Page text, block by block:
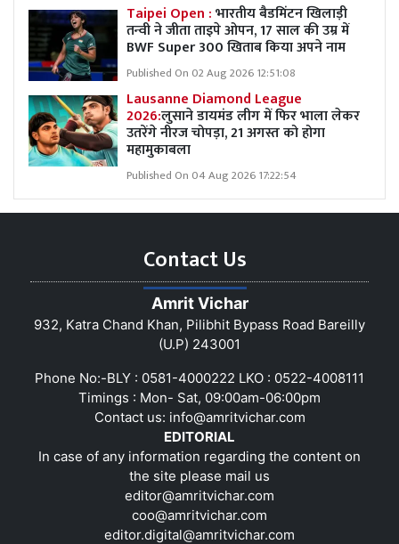
Taipei Open :भारतीय बैडमिंटन खिलाड़ी
तन्वी ने जीता ताइपे ओपन, 17 साल की उम्र में
BWF Super 300 खिताब किया अपने नाम
Published On 02 Aug 2026 12:51:08
Lausanne Diamond League
2026:लुसाने डायमंड लीग में फिर भाला लेकर
उतरेंगे नीरज चोपड़ा, 21 अगस्त को होगा
महामुकाबला
Published On 04 Aug 2026 17:22:54
Contact Us
Amrit Vichar
932, Katra Chand Khan, Pilibhit Bypass Road Bareilly
(U.P) 243001
Phone No:-BLY : 0581-4000222 LKO : 0522-4008111
Timings : Mon- Sat, 09:00am-06:00pm
Contact us: info@amritvichar.com
EDITORIAL
In case of any information regarding the content on
the site please mail us
editor@amritvichar.com
coo@amritvichar.com
editor.digital@amritvichar.com